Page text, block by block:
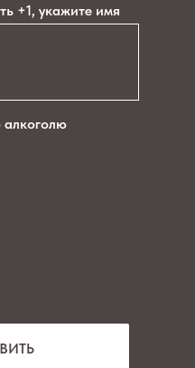
+1, укажите имя